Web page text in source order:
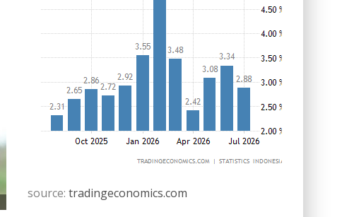
source: tradingeconomics.com